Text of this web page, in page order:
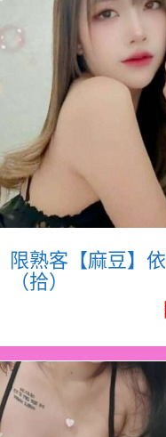
限熟客【麻豆】
（拾）